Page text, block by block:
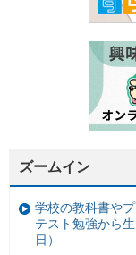
ズームイン
学校の教科書や
テスト勉強から
日）